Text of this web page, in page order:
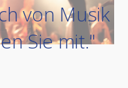
von Musik
Sie mit."